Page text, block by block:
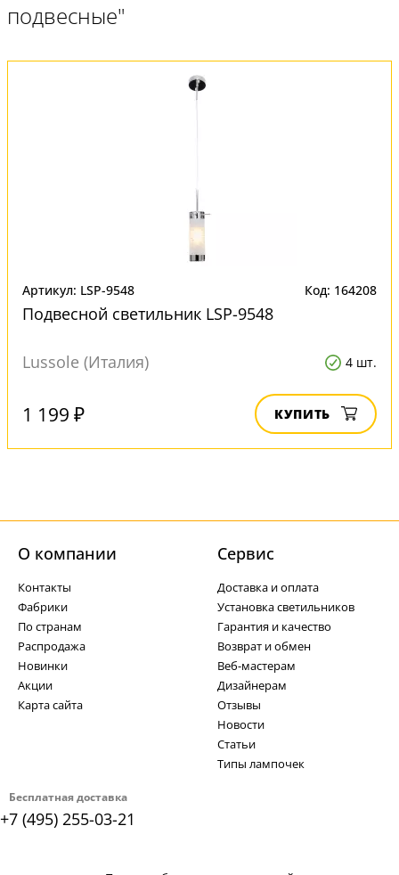
подвесные"
Артикул: LSP-9548 Код: 164208
Подвесной светильник LSP-9548
Lussole (Италия) 4 шт.
1 199 ₽ КУПИТЬ
Бесплатная доставка
+7 (495) 255-03-21
О компании
Контакты
Фабрики
По странам
Распродажа
Новинки
Акции
Карта сайта
Cервис
Доставка и оплата
Установка светильников
Гарантия и качество
Возврат и обмен
Веб-мастерам
Дизайнерам
Отзывы
Новости
Статьи
Типы лампочек